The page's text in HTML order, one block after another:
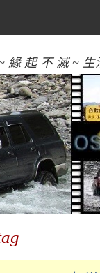
緣 起 不 滅 ~ 生